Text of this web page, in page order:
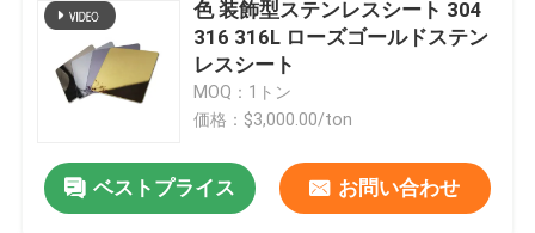
色 装飾型ステンレスシート 304
316 316L ローズゴールドステン
レスシート
MOQ：1トン
価格：$3,000.00/ton
ベストプライス お問い合わせ